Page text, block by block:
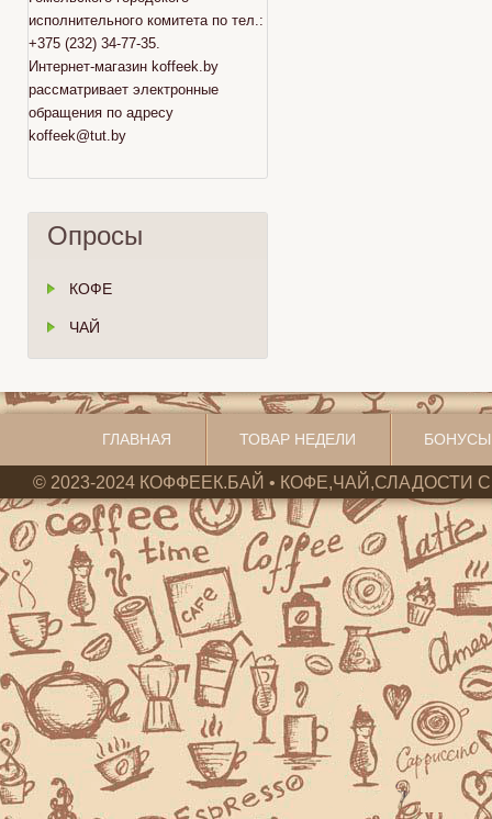
исполнительного комитета по тел.:
+375 (232) 34-77-35.
Интернет-магазин koffeek.by
рассматривает электронные
обращения по адресу
koffeek@tut.by
Опросы
КОФЕ
ЧАЙ
ГЛАВНАЯ ТОВАР НЕДЕЛИ
© 2023-2024 КОФФЕЕК.БАЙ • КОФЕ,ЧАЙ,СЛАДОСТИ С